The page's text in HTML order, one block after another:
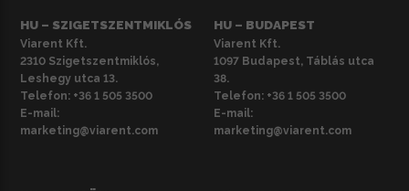
HU – SZIGETSZENTMIKLÓS
Viarent Kft.
2310 Szigetszentmiklós,
Leshegy utca 13.
Telefon: +36 1 505 3500
E-mail:
marketing@viarent.com
HU – BUDAPEST
Viarent Kft.
1097 Budapest, Táblás utca
38.
Telefon: +36 1 505 3500
E-mail:
marketing@viarent.com